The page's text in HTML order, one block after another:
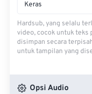
Keras
Hardsub, yang selalu
video, cocok untuk teks
disimpan secara
untuk tampilan yang
Opsi Audio